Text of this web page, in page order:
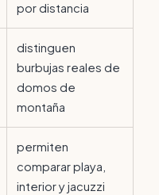
por distancia
distinguen
burbujas reales de
domos de
montaña
permiten
comparar playa,
interior y jacuzzi